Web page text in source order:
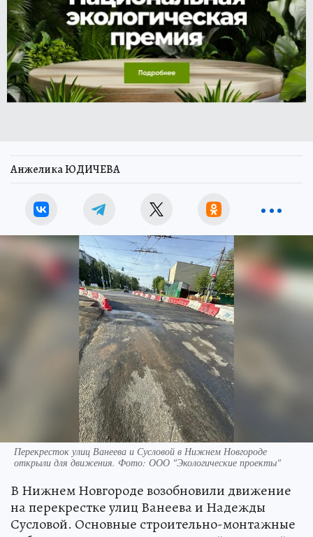
Анжелика ЮДИЧЕВА
Перекресток улиц Ванеева и Сусловой в Нижнем Новгороде
открыли для движения. Фото: ООО "Экологические проекты"
В Нижнем Новгороде возобновили движение
на перекрестке улиц Ванеева и Надежды
Сусловой. Основные строительно-монтажные